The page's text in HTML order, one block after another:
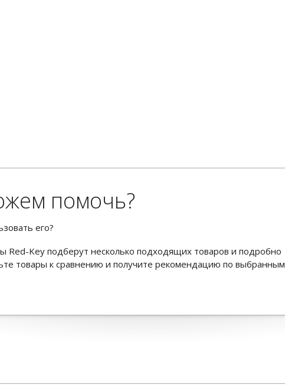
помочь?
его?
Red-Key подберут несколько подходящих товаров и подробно
товары к сравнению и получите рекомендацию по выбранным